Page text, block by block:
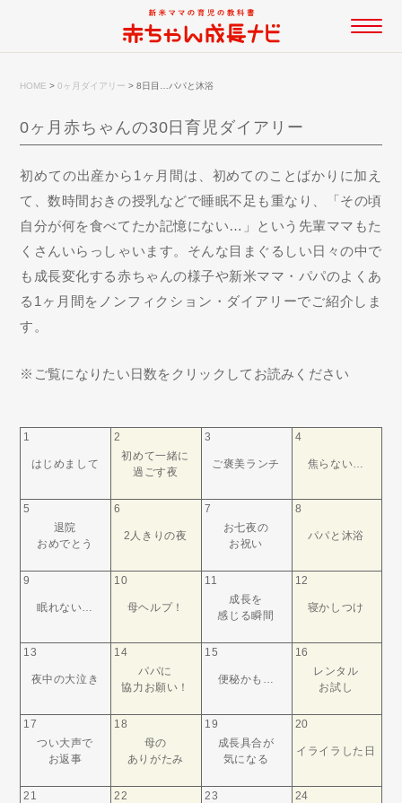
HOME >0ヶ月ダイアリー >8日目…パパと沐浴
0ヶ月赤ちゃんの30日育児ダイアリー
初めての出産から1ヶ月間は、初めてのことばかりに加え
て、数時間おきの授乳などで睡眠不足も重なり、「その頃
自分が何を食べてたか記憶にない…」という先輩ママもた
くさんいらっしゃいます。そんな目まぐるしい日々の中で
も成長変化する赤ちゃんの様子や新米ママ・パパのよくあ
る1ヶ月間をノンフィクション・ダイアリーでご紹介しま
す。
※ご覧になりたい日数をクリックしてお読みください
1
はじめまして
2
初めて一緒に
過ごす夜
3
ご褒美ランチ
4
焦らない…
5
退院
おめでとう
6
2人きりの夜
7
お七夜の
お祝い
8
パパと沐浴
9
眠れない…
10
母ヘルプ！
11
成長を
感じる瞬間
12
寝かしつけ
13
夜中の大泣き
14
パパに
協力お願い！
15
便秘かも…
16
レンタル
お試し
17
つい大声で
お返事
18
母の
ありがたみ
19
成長具合が
気になる
20
イライラした日
21
22
23
24